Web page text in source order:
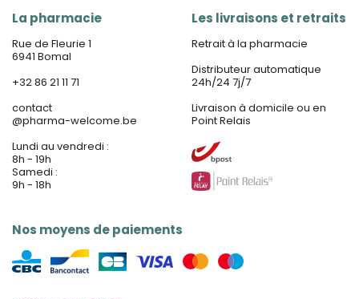
La pharmacie
Rue de Fleurie 1
6941 Bomal
+32 86 21 11 71
contact
@pharma-welcome.be
Lundi au vendredi :
8h - 19h
Samedi :
9h - 18h
Nos moyens de paiements
Les livraisons et retraits
Retrait à la pharmacie
Distributeur automatique
24h/24 7j/7
Livraison à domicile ou en
Point Relais